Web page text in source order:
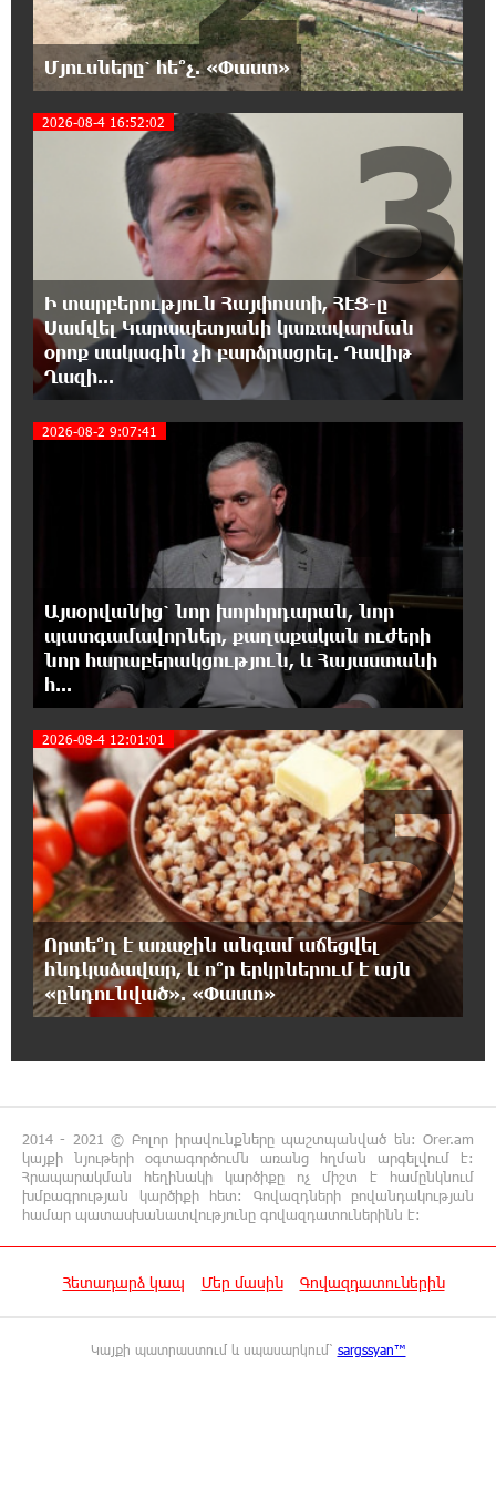
զարգացումների, Գյուղացիներին
վերաբերող առաջնային հարցերի մասին՝
գյուղտեխնիկայից մինչև անվճար երթուղի. Անդրանիկ
Գևորգյան
18:25:05 7-08-2026
Թուրքական ապրանքանիշը դադարեցնում է
գործունեությունը Ռուսաստանում
18:08:44 7-08-2026
Դանակահարություն՝ Մասիսի
գազալցակայաններից մեկի մոտ.
կասկածյալը ձերբակալվել է
17:58:24 7-08-2026
Վեհափառ Հայրապետը աղոթք է հնչեցնում
17:31:07 7-08-2026
Վեհափառի հանդեպ տիտանական
ապօրինություն կա, անասելի ցավ եմ զգում.
17:30:48 7-08-2026
Արժանապատիվ դատավորը ինքնաբացարկ
հայտնեց և հրաժարվեց քննել գործն ու
17:07:39 7-08-2026
Նարեկ Կարապետյանը` Կաթողիկոսին
հեռացնել փորձելու մասին
16:57:42 7-08-2026
«ՀայաՔվեն» կանգնած է Հայ առաքելական
եկեղեցու պաշտպանության առաջնագծում.
մաս 3
16:50:26 7-08-2026
անել
«ՀայաՔվեն» կանգնած է Հայ առաքելական
եկեղեցու պաշտպանության առաջնագծում.
մաս 2
16:26:52 7-08-2026
«ՀայաՔվեն» կանգնած է Հայ առաքելական
16:17:55 7-08-2026
Մյուսները՝ հե՞չ. «Փաստ»
2026-08-4 16:52:02
Ի տարբերություն Հայփոստի, ՀԷՑ-ը
Սամվել Կարապետյանի կառավարման
օրոք սակագին չի բարձրացրել. Դավիթ
Ղազի...
3
2026-08-2 9:07:41
Այսօրվանից՝ նոր խորհրդարան, նոր
պատգամավորներ, քաղաքական ուժերի
նոր հարաբերակցություն, և Հայաստանի
հ...
4
2026-08-4 12:01:01
Որտե՞ղ է առաջին անգամ աճեցվել
հնդկաձավար, և ո՞ր երկրներում է այն
«ընդունված». «Փաստ»
5
2014 - 2021 © Բոլոր իրավունքները պաշտպանված են: Orer.am
կայքի նյութերի օգտագործումն առանց հղման արգելվում է:
Հրապարակման հեղինակի կարծիքը ոչ միշտ է համընկնում
խմբագրության կարծիքի հետ: Գովազդների բովանդակության
համար պատասխանատվությունը գովազդատուներինն է:
Հետադարձ կապ Մեր մասին Գովազդատուներին
Կայքի պատրաստում և սպասարկում՝ sargssyan™